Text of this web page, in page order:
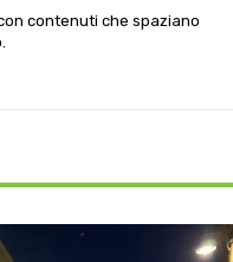
contenuti che spaziano